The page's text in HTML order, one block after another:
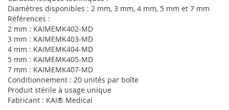
Diamètres disponibles : 2 mm, 3 mm, 4 mm, 5 mm et 7 mm
Références :
2 mm : KAIMEMK402-MD
3 mm : KAIMEMK403-MD
4 mm : KAIMEMK404-MD
5 mm : KAIMEMK405-MD
7 mm : KAIMEMK407-MD
Conditionnement : 20 unités par boîte
Produit stérile à usage unique
Fabricant : KAI® Medical